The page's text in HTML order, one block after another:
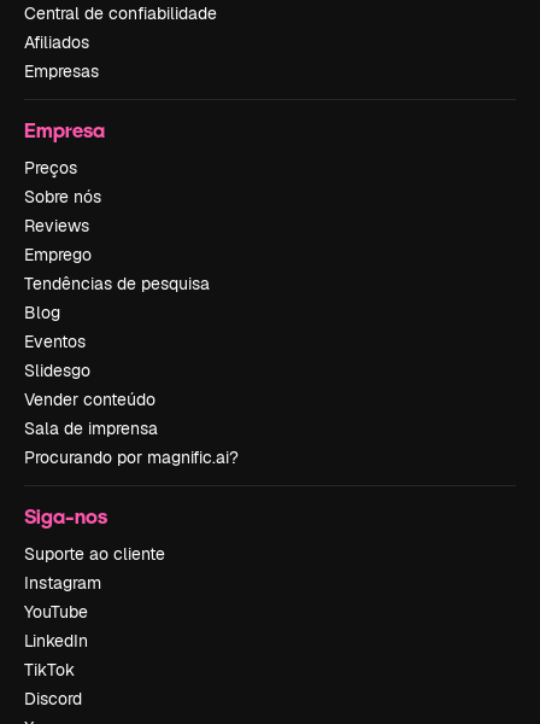
Central de confiabilidade
Afiliados
Empresas
Empresa
Preços
Sobre nós
Reviews
Emprego
Tendências de pesquisa
Blog
Eventos
Slidesgo
Vender conteúdo
Sala de imprensa
Procurando por magnific.ai?
Siga-nos
Suporte ao cliente
Instagram
YouTube
LinkedIn
TikTok
Discord